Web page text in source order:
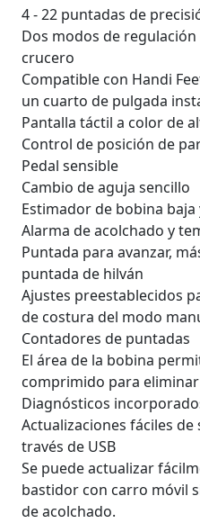
4 - 22 puntadas de
Dos modos de
crucero
Compatible con Handi
un cuarto de pulgada
Pantalla táctil a color de
Control de posición de
Pedal sensible
Cambio de aguja sencillo
Estimador de bobina baja
Alarma de acolchado y
Puntada para avanzar,
puntada de hilván
Ajustes preestablecidos
de costura del modo
Contadores de puntadas
El área de la bobina
comprimido para
Diagnósticos
Actualizaciones fáciles
través de USB
Se puede actualizar
bastidor con carro móvil
de acolchado.